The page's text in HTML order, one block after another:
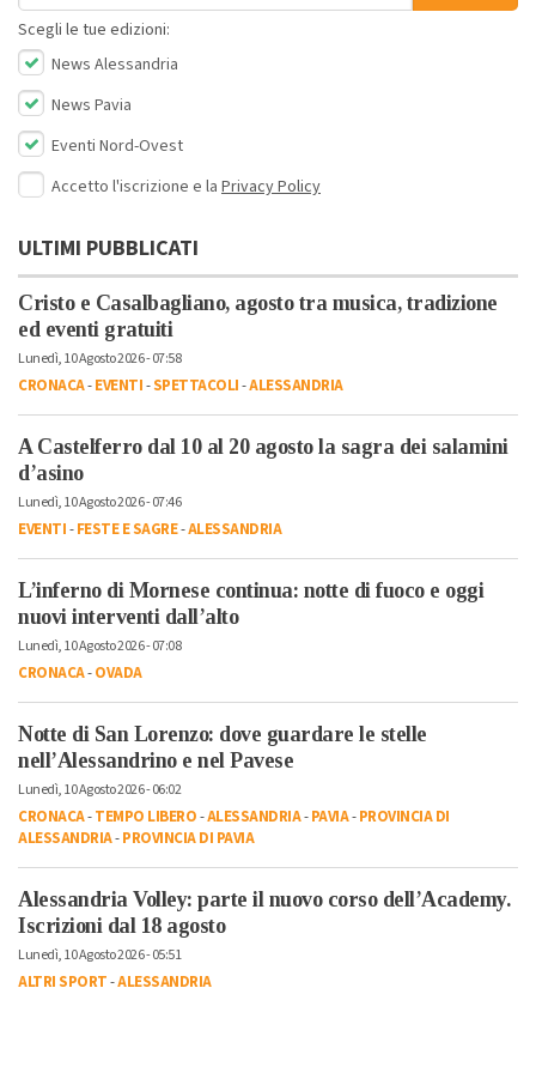
Scegli le tue edizioni:
News Alessandria
News Pavia
Eventi Nord-Ovest
Accetto l'iscrizione e la Privacy Policy
ULTIMI PUBBLICATI
Cristo e Casalbagliano, agosto tra musica, tradizione
ed eventi gratuiti
Lunedì, 10 Agosto 2026 - 07:58
CRONACA-EVENTI-SPETTACOLI-ALESSANDRIA
A Castelferro dal 10 al 20 agosto la sagra dei salamini
d’asino
Lunedì, 10 Agosto 2026 - 07:46
EVENTI-FESTE E SAGRE-ALESSANDRIA
L’inferno di Mornese continua: notte di fuoco e oggi
nuovi interventi dall’alto
Lunedì, 10 Agosto 2026 - 07:08
CRONACA-OVADA
Notte di San Lorenzo: dove guardare le stelle
nell’Alessandrino e nel Pavese
Lunedì, 10 Agosto 2026 - 06:02
CRONACA-TEMPO LIBERO-ALESSANDRIA-PAVIA-PROVINCIA DI
ALESSANDRIA-PROVINCIA DI PAVIA
Alessandria Volley: parte il nuovo corso dell’Academy.
Iscrizioni dal 18 agosto
Lunedì, 10 Agosto 2026 - 05:51
ALTRI SPORT-ALESSANDRIA